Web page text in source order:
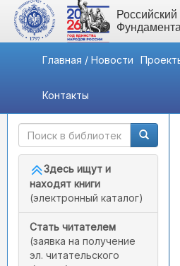
Главная / Новости
Контакты
Быстрый доступ
Здесь ищут и
находят книги
(электронный каталог)
Стать читателем
(заявка на получение
эл. читательского